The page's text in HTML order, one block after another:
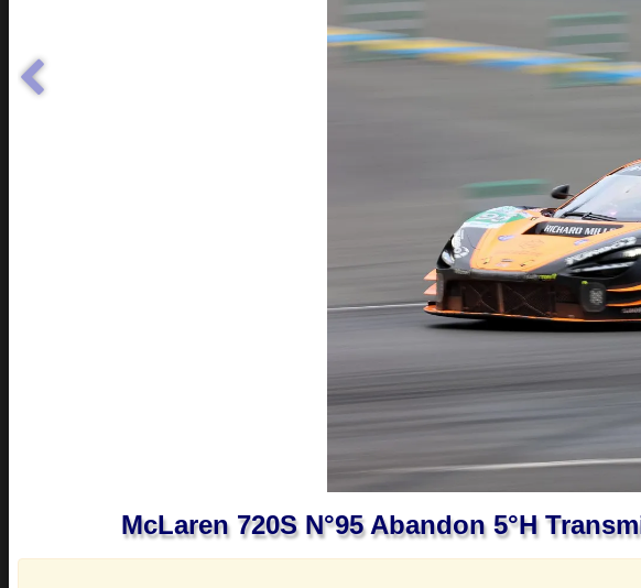
McLaren 720S N°95 Abandon 5°h